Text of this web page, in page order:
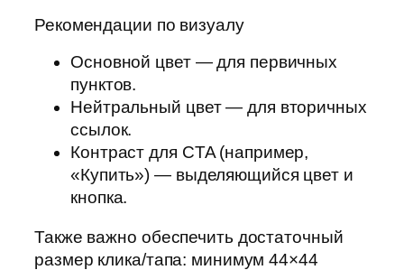
Рекомендации по визуалу
Основной цвет — для первичных
пунктов.
Нейтральный цвет — для вторичных
ссылок.
Контраст для CTA (например,
«Купить») — выделяющийся цвет и
кнопка.
Также важно обеспечить достаточный
размер клика/тапа: минимум 44×44